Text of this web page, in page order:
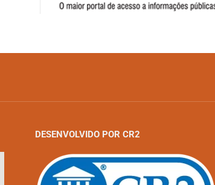
DESENVOLVIDO POR CR2